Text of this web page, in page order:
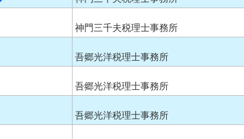
神門三千夫税理士事務所
吾郷光洋税理士事務所
吾郷光洋税理士事務所
吾郷光洋税理士事務所